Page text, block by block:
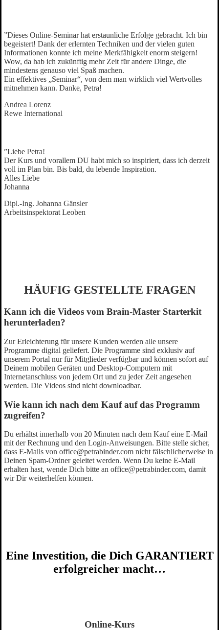
”Dieses Online-Seminar hat erstaunliche Erfolge gebracht. Ich bin
begeistert! Dank der erlernten Techniken und der vielen guten
Informationen konnte ich meine Merkfähigkeit enorm steigern!
Wow, da hab ich zukünftig mehr Zeit für andere Dinge, die
mindestens genauso viel Spaß machen.
Ein effektives „Seminar“, von dem man wirklich viel Wertvolles
mitnehmen kann. Danke, Petra!
Andrea Lorenz
Rewe International
”Liebe Petra!
Der Kurs und vorallem DU habt mich so inspiriert, dass ich derzeit
voll im Plan bin. Bis bald, du lebende Inspiration.
Alles Liebe
Johanna
Dipl.-Ing. Johanna Gänsler
Arbeitsinspektorat Leoben
HÄUFIG GESTELLTE FRAGEN
Kann ich die Videos vom Brain-Master Starterkit
herunterladen?
Zur Erleichterung für unsere Kunden werden alle unsere
Programme digital geliefert. Die Programme sind exklusiv auf
unserem Portal nur für Mitglieder verfügbar und können sofort auf
Deinem mobilen Geräten und Desktop-Computern mit
Internetanschluss von jedem Ort und zu jeder Zeit angesehen
werden. Die Videos sind nicht downloadbar.
Wie kann ich nach dem Kauf auf das Programm
zugreifen?
Du erhältst innerhalb von 20 Minuten nach dem Kauf eine E-Mail
mit der Rechnung und den Login-Anweisungen. Bitte stelle sicher,
dass E-Mails von office@petrabinder.com nicht fälschlicherweise in
Deinen Spam-Ordner geleitet werden. Wenn Du keine E-Mail
erhalten hast, wende Dich bitte an office@petrabinder.com, damit
wir Dir weiterhelfen können.
Eine Investition, die Dich GARANTIERT
erfolgreicher macht…
Online-Kurs